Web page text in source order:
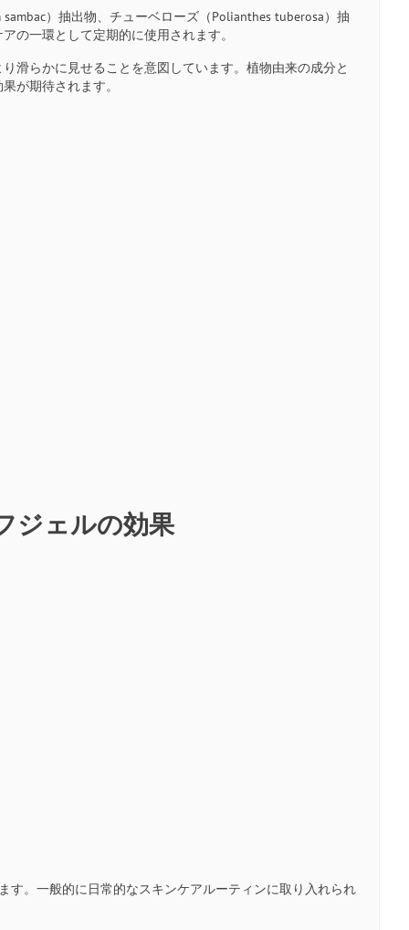
）抽出物、チューベローズ（Polianthes tuberosa）抽
の一環として定期的に使用されます。
滑らかに見せることを意図しています。植物由来の成分と
が期待されます。
ジェルの効果
す。一般的に日常的なスキンケアルーティンに取り入れられ